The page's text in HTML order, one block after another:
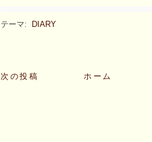
テーマ: DIARY
次の投稿 ホーム